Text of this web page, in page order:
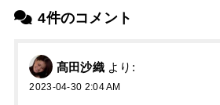
4件のコメント
髙田沙織 より:
2023-04-30 2:04 AM